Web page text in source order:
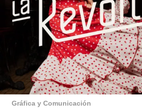
Gráfica y Comunicación